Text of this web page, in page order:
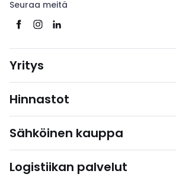
Seuraa meitä
Yritys
Hinnastot
Sähköinen kauppa
Logistiikan palvelut